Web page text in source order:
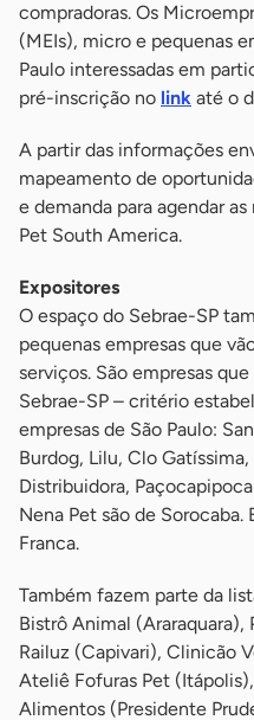
compradoras. Os
(MEIs), micro e pequenas
Paulo interessadas em
pré-inscrição no link até o
A partir das informações
mapeamento de
e demanda para agendar
Pet South America.
Expositores
O espaço do Sebrae-SP
pequenas empresas que
serviços. São empresas
Sebrae-SP – critério
empresas de São Paulo:
Burdog, Lilu, Clo
Distribuidora,
Nena Pet são de
Franca.
Também fazem parte da
Bistrô Animal
Railuz (Capivari), Clinicão
Ateliê Fofuras Pet
Alimentos (Presidente